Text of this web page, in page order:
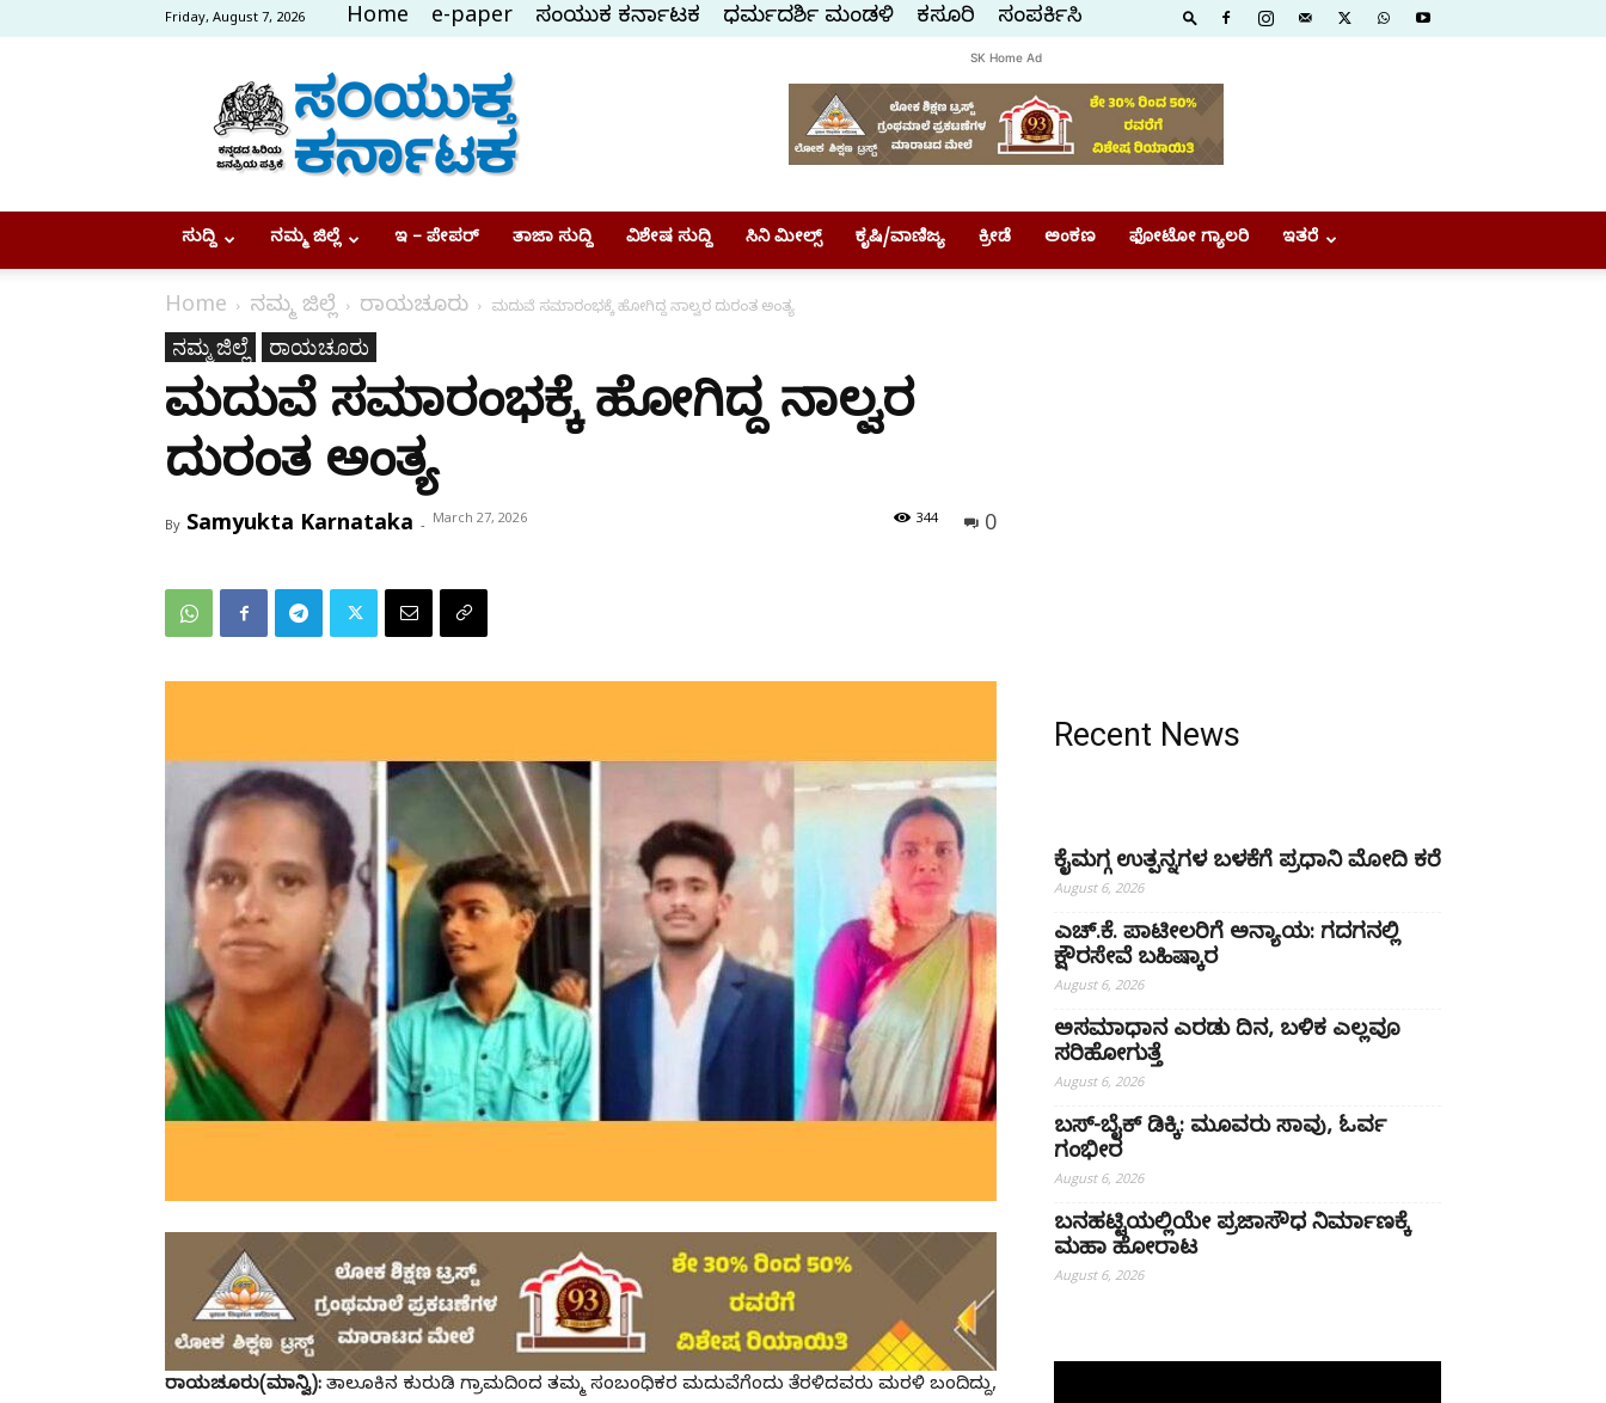
Friday, August 7, 2026 Home e-paper ಸಂಯುಕ್ತ ಕರ್ನಾಟಕ ಧರ್ಮದರ್ಶಿ ಮಂಡಳಿ ಕಸ್ತೂರಿ ಸಂಪರ್ಕಿಸಿ
Samyukta
Karnataka
SK Home Ad
ಸುದ್ದಿ ನಮ್ಮ ಜಿಲ್ಲೆ ಇ – ಪೇಪರ್ ತಾಜಾ ಸುದ್ದಿ ವಿಶೇಷ ಸುದ್ದಿ ಸಿನಿ ಮೀಲ್ಸ್ ಕೃಷಿ/ವಾಣಿಜ್ಯ ಕ್ರೀಡೆ ಅಂಕಣ ಫೋಟೋ ಗ್ಯಾಲರಿ ಇತರೆ
Home ನಮ್ಮ ಜಿಲ್ಲೆ ರಾಯಚೂರು ಮದುವೆ ಸಮಾರಂಭಕ್ಕೆ ಹೋಗಿದ್ದ ನಾಲ್ವರ ದುರಂತ ಅಂತ್ಯ
ನಮ್ಮ ಜಿಲ್ಲೆ ರಾಯಚೂರು
ಮದುವೆ ಸಮಾರಂಭಕ್ಕೆ ಹೋಗಿದ್ದ ನಾಲ್ವರ
ದುರಂತ ಅಂತ್ಯ
By Samyukta Karnataka - March 27, 2026 0
344
ರಾಯಚೂರು(ಮಾನ್ವಿ): ತಾಲೂಕಿನ ಕುರುಡಿ ಗ್ರಾಮದಿಂದ ತಮ್ಮ ಸಂಬಂಧಿಕರ ಮದುವೆಗೆಂದು ತೆರಳಿದವರು ಮರಳಿ ಬಂದಿದ್ದು,
Recent News
ಕೈಮಗ್ಗ ಉತ್ಪನ್ನಗಳ ಬಳಕೆಗೆ ಪ್ರಧಾನಿ ಮೋದಿ ಕರೆ
August 6, 2026
ಎಚ್‌.ಕೆ. ಪಾಟೀಲರಿಗೆ ಅನ್ಯಾಯ: ಗದಗನಲ್ಲಿ
ಕ್ಷೌರಸೇವೆ ಬಹಿಷ್ಕಾರ
August 6, 2026
ಅಸಮಾಧಾನ ಎರಡು ದಿನ, ಬಳಿಕ ಎಲ್ಲವೂ
ಸರಿಹೋಗುತ್ತೆ
August 6, 2026
ಬಸ್-ಬೈಕ್ ಡಿಕ್ಕಿ: ಮೂವರು ಸಾವು, ಓರ್ವ
ಗಂಭೀರ
August 6, 2026
ಬನಹಟ್ಟಿಯಲ್ಲಿಯೇ ಪ್ರಜಾಸೌಧ ನಿರ್ಮಾಣಕ್ಕೆ
ಮಹಾ ಹೋರಾಟ
August 6, 2026